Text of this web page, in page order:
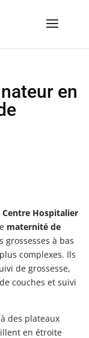
en
Centre Hospitalier
maternité de
à bas
complexes. Ils
de grossesse,
couches et suivi
des plateaux
en étroite